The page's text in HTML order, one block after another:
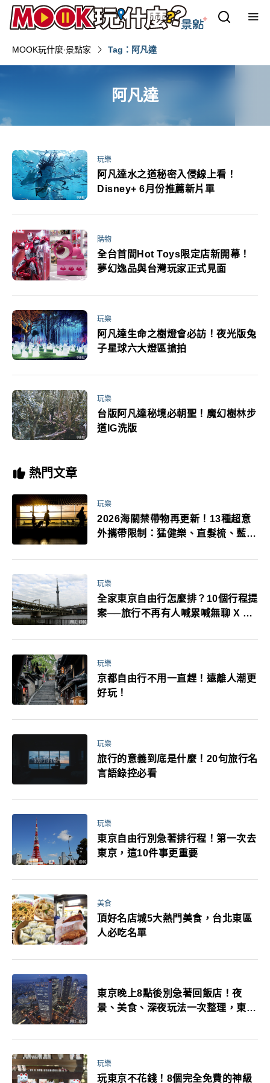
MOOK玩什麼‧景點家 Tag：阿凡達
阿凡達
玩樂
阿凡達水之道秘密入侵線上看！
Disney+ 6月份推薦新片單
購物
全台首間Hot Toys限定店新開幕！
夢幻逸品與台灣玩家正式見面
玩樂
阿凡達生命之樹燈會必訪！夜光版兔
子星球六大燈區搶拍
玩樂
台版阿凡達秘境必朝聖！魔幻樹林步
道IG洗版
熱門文章
玩樂
2026海關禁帶物再更新！13種超意
外攜帶限制：猛健樂、直髮梳、藍牙
萬！注意事項一次看！
玩樂
全家東京自由行怎麼排？10個行程提
案──旅行不再有人喊累喊無聊 X 爸
玩樂
京都自由行不用一直趕！遠離人潮更
好玩！
玩樂
旅行的意義到底是什麼！20句旅行名
言語錄控必看
玩樂
東京自由行別急著排行程！第一次去
東京，這10件事更重要
美食
頂好名店城5大熱門美食，台北東區
人必吃名單
東京晚上8點後別急著回飯店！夜
景、美食、深夜玩法一次整理，東京
玩樂
玩東京不花錢！8個完全免費的神級